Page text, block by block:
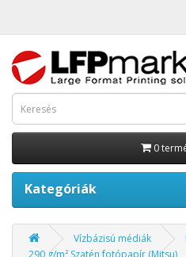
0
Kategóriák
Vízbázisú médiák
290 g/m² Szatén fotópapír (Mitsu)